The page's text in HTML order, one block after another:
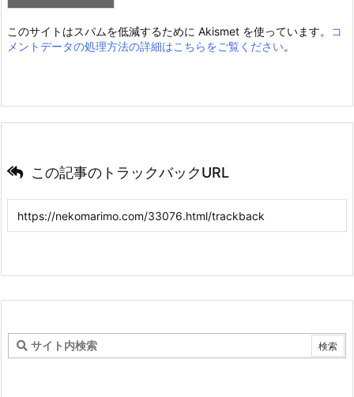
このサイトはスパムを低減するために Akismet を使っています。
コ
メントデータの処理方法の詳細はこちらをご覧ください。
この記事のトラックバックURL